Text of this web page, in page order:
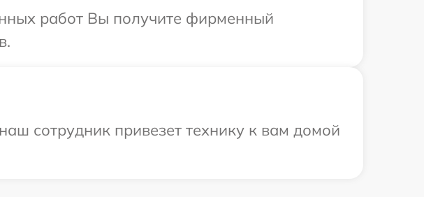
работ Вы получите фирменный
сотрудник привезет технику к вам домой